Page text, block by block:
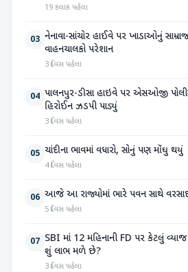
19 કલાક પહેલા
03 નેનાવા-સાંચોર હાઈવે પર ખાડાઓનું
વાહનચાલકો પરેશાન
3 દિવસ પહેલા
04 પાલનપુર-ડીસા હાઇવે પર એસઓજી
હિરોઈન ઝડપી પાડ્યું
3 દિવસ પહેલા
05 ચાંદીના ભાવમાં વધારો, સોનું પણ મોંઘુ થયું
4 દિવસ પહેલા
06 આજે આ રાજ્યોમાં ભારે પવન સાથે
5 દિવસ પહેલા
07 SBI માં 12 મહિનાની FD પર કેટલું
શું લાભ મળે છે?
3 દિવસ પહેલા